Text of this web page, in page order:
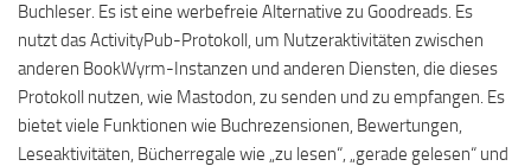
Buchleser. Es ist eine werbefreie Alternative zu Goodreads. Es
nutzt das ActivityPub-Protokoll, um Nutzeraktivitäten zwischen
anderen BookWyrm-Instanzen und anderen Diensten, die dieses
Protokoll nutzen, wie Mastodon, zu senden und zu empfangen. Es
bietet viele Funktionen wie Buchrezensionen, Bewertungen,
Leseaktivitäten, Bücherregale wie „zu lesen“, „gerade gelesen“ und